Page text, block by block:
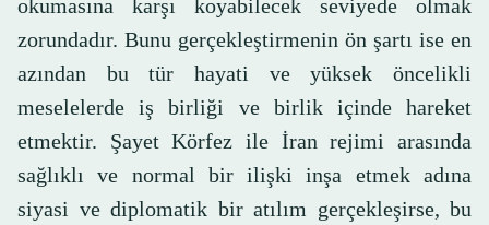
okumasına karşı koyabilecek seviyede olmak
zorundadır. Bunu gerçekleştirmenin ön şartı ise en
azından bu tür hayati ve yüksek öncelikli
meselelerde iş birliği ve birlik içinde hareket
etmektir. Şayet Körfez ile İran rejimi arasında
sağlıklı ve normal bir ilişki inşa etmek adına
siyasi ve diplomatik bir atılım gerçekleşirse, bu